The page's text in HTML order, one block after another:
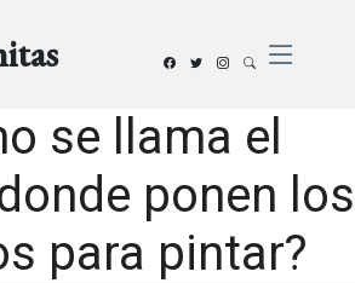
se llama el
ponen los
para pintar?